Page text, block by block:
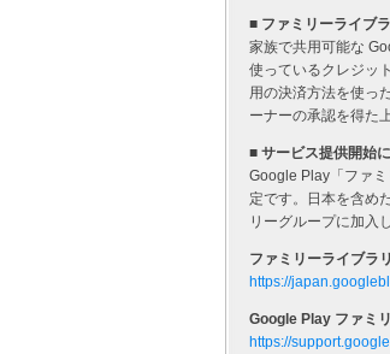
■ ファミリーライブ
家族で共用可能な
使っているクレジッ
用の決済方法を使っ
ーナーの承認を得た
■ サービス提供開始
Google Play「ファ
定です。日本を含め
リーグループに加入
ファミリーライブラ
https://
Google Play ファミ
https://